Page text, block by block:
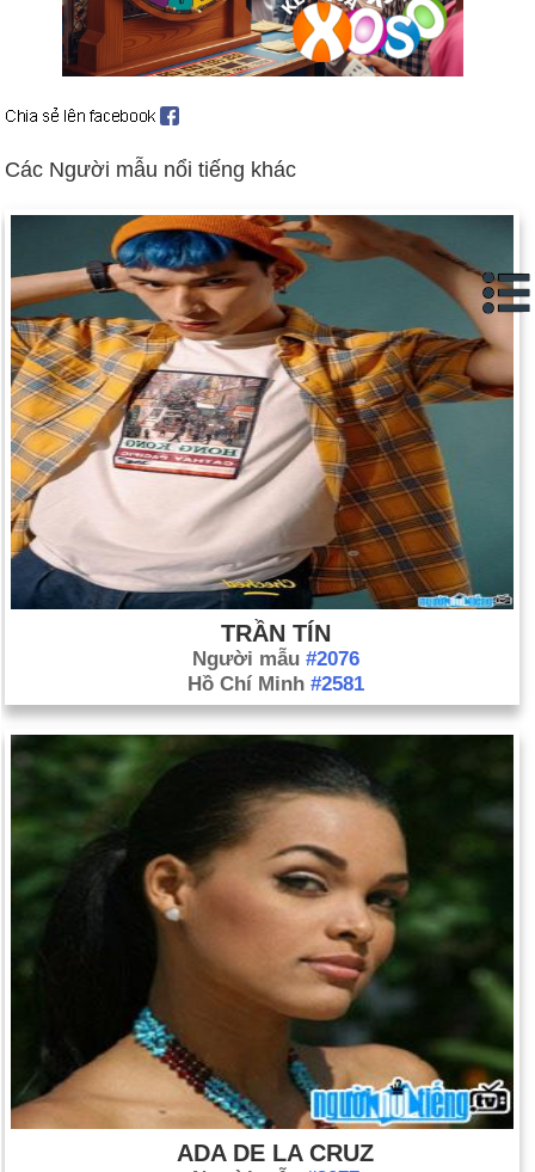
tháng 12).
Các Người mẫu nổi tiếng khác
TRẦN TÍN
Người mẫu #2076
Hồ Chí Minh #2581
ADA DE LA CRUZ